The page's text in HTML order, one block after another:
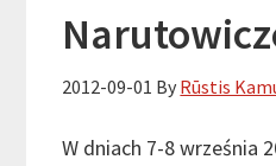
2012-09-01 By Rūstis
W dniach 7-8 września